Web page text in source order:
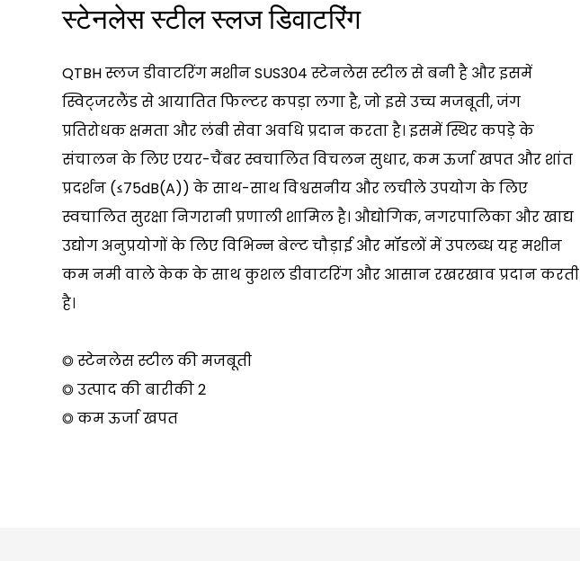
स्टेनलेस स्टील स्लज डिवाटरिंग
QTBH स्लज डीवाटरिंग मशीन SUS304 स्टेनलेस स्टील से बनी है और इसमें
स्विट्जरलैंड से आयातित फिल्टर कपड़ा लगा है, जो इसे उच्च मजबूती, जंग
प्रतिरोधक क्षमता और लंबी सेवा अवधि प्रदान करता है। इसमें स्थिर कपड़े के
संचालन के लिए एयर-चैंबर स्वचालित विचलन सुधार, कम ऊर्जा खपत और शांत
प्रदर्शन (≤75dB(A)) के साथ-साथ विश्वसनीय और लचीले उपयोग के लिए
स्वचालित सुरक्षा निगरानी प्रणाली शामिल है। औद्योगिक, नगरपालिका और खाद्य
उद्योग अनुप्रयोगों के लिए विभिन्न बेल्ट चौड़ाई और मॉडलों में उपलब्ध यह मशीन
कम नमी वाले केक के साथ कुशल डीवाटरिंग और आसान रखरखाव प्रदान करती
है।
◎ स्टेनलेस स्टील की मजबूती
◎ उत्पाद की बारीकी 2
◎ कम ऊर्जा खपत